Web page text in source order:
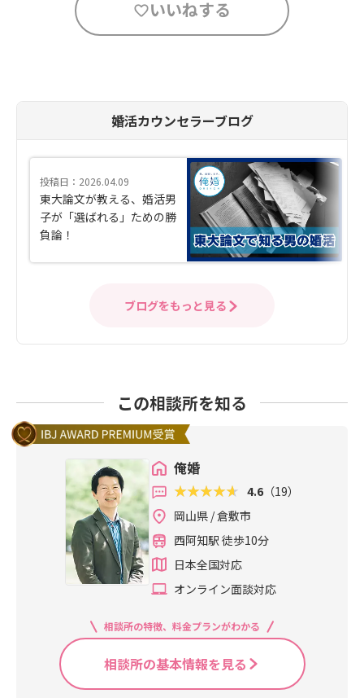
いいねする
婚活カウンセラーブログ
投稿日：2026.04.09
東大論文が教える、婚活男
子が「選ばれる」ための勝
負論！
ブログをもっと見る
この相談所を知る
俺婚
4.6 （19）
岡山県 / 倉敷市
西阿知駅 徒歩10分
日本全国対応
オンライン面談対応
相談所の特徴、料金プランがわかる
相談所の基本情報を見る